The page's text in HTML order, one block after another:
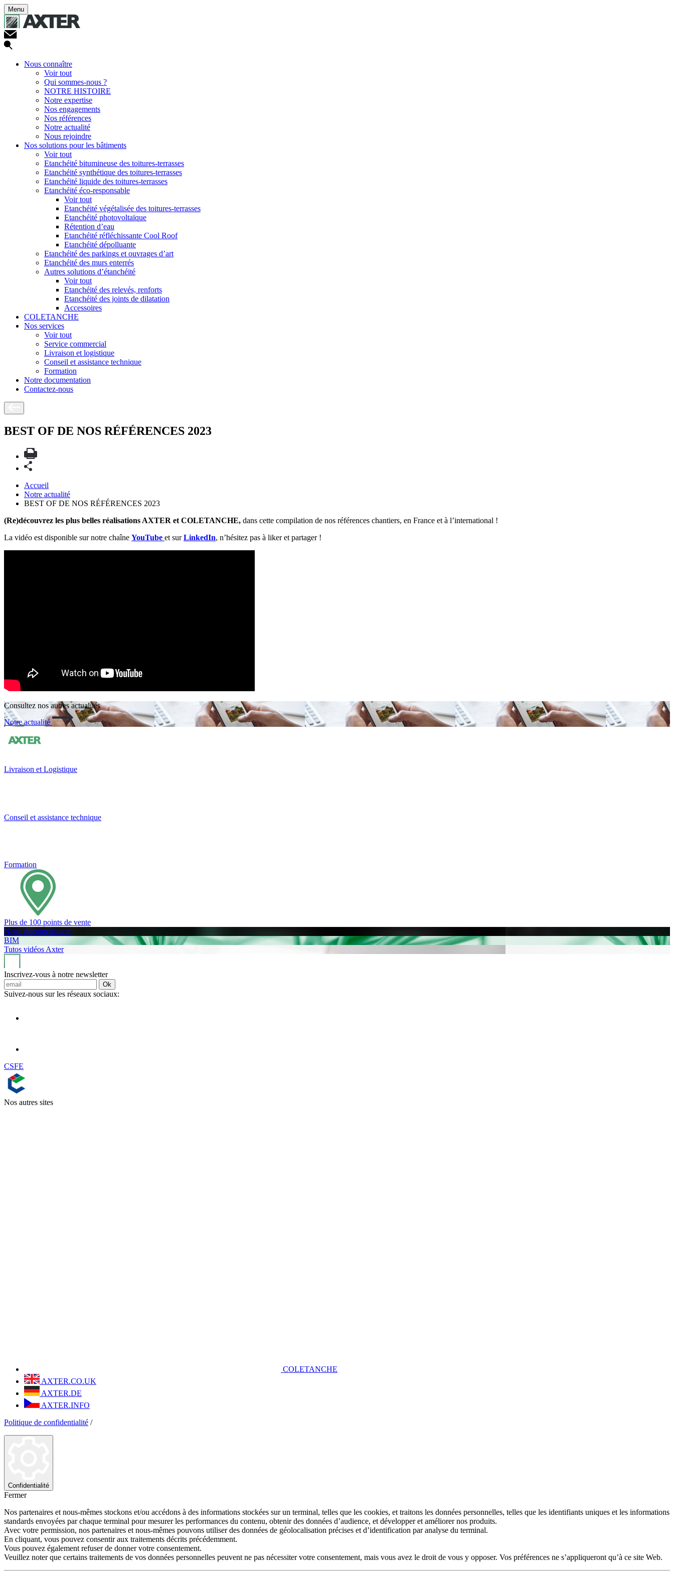
Menu
Nous connaître
Voir tout
Qui sommes-nous ?
NOTRE HISTOIRE
Notre expertise
Nos engagements
Nos références
Notre actualité
Nous rejoindre
Nos solutions pour les bâtiments
Voir tout
Etanchéité bitumineuse des toitures-terrasses
Etanchéité synthétique des toitures-terrasses
Etanchéité liquide des toitures-terrasses
Etanchéité éco-responsable
Voir tout
Etanchéité végétalisée des toitures-terrasses
Etanchéité photovoltaïque
Rétention d’eau
Etanchéité réfléchissante Cool Roof
Etanchéité dépolluante
Etanchéité des parkings et ouvrages d’art
Etanchéité des murs enterrés
Autres solutions d’étanchéité
Voir tout
Etanchéité des relevés, renforts
Etanchéité des joints de dilatation
Accessoires
COLETANCHE
Nos services
Voir tout
Service commercial
Livraison et logistique
Conseil et assistance technique
Formation
Notre documentation
Contactez-nous
BEST OF DE NOS RÉFÉRENCES 2023
Accueil
Notre actualité
BEST OF DE NOS RÉFÉRENCES 2023
(Re)découvrez les plus belles réalisations AXTER et COLETANCHE, dans cette compilation de nos références chantiers, en France et à l’international !
La vidéo est disponible sur notre chaîne YouTube et surLinkedIn, n’hésitez pas à liker et partager !
Consultez nos autres actualités
Notre actualité
Livraison et Logistique
Conseil et assistance technique
Formation
Plus de 100 points de vente
Notre documentation
BIM
Tutos vidéos Axter
Inscrivez-vous à notre newsletter
Ok
Suivez-nous sur les réseaux sociaux:
CSFE
Nos autres sites
COLETANCHE
AXTER.CO.UK
AXTER.DE
AXTER.INFO
Politique de confidentialité /
Confidentialité
Fermer
Nos partenaires et nous-mêmes stockons et/ou accédons à des informations stockées sur un terminal, telles que les cookies, et traitons les données personnelles, telles que les identifiants uniques et les informations
standards envoyées par chaque terminal pour mesurer les performances du contenu, obtenir des données d’audience, et développer et améliorer nos produits.
Avec votre permission, nos partenaires et nous-mêmes pouvons utiliser des données de géolocalisation précises et d’identification par analyse du terminal.
En cliquant, vous pouvez consentir aux traitements décrits précédemment.
Vous pouvez également refuser de donner votre consentement.
Veuillez noter que certains traitements de vos données personnelles peuvent ne pas nécessiter votre consentement, mais vous avez le droit de vous y opposer. Vos préférences ne s’appliqueront qu’à ce site Web.